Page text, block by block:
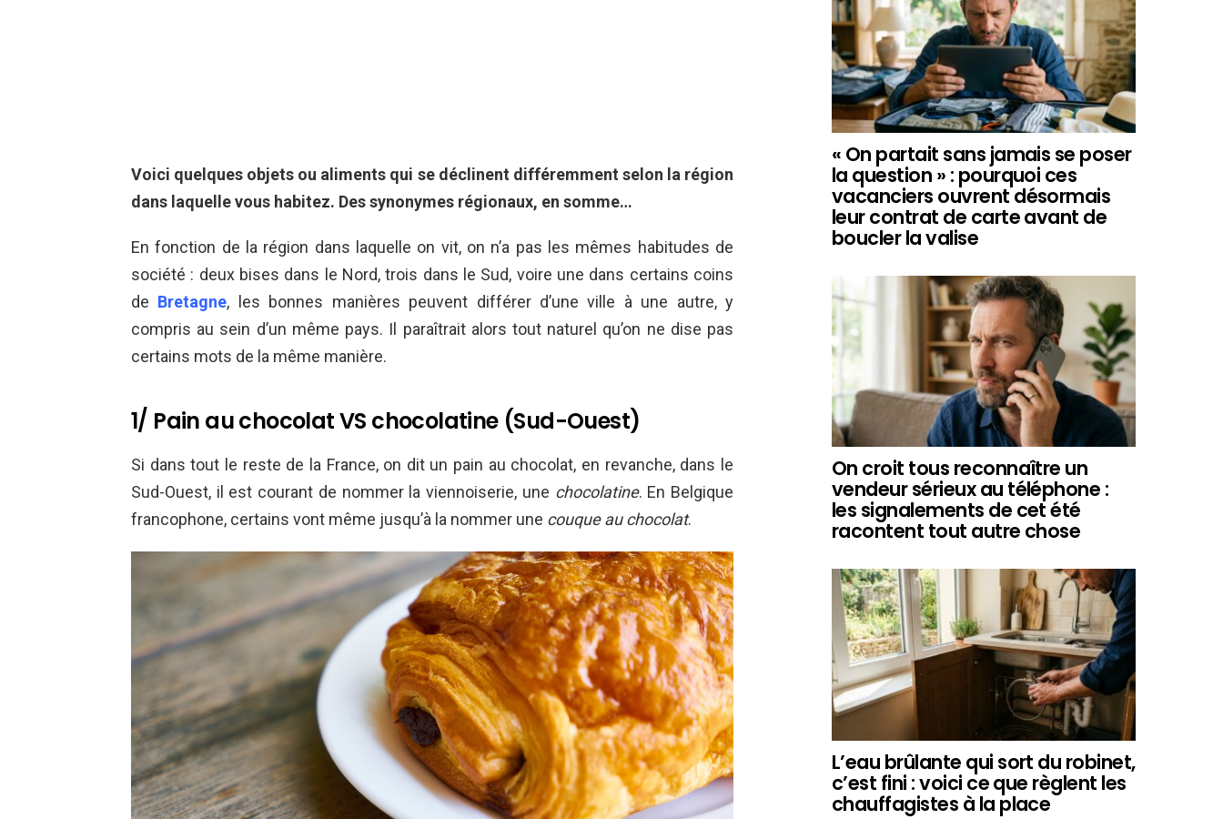
Voici quelques objets ou aliments qui se déclinent différemment selon la région
dans laquelle vous habitez. Des synonymes régionaux, en somme…
En fonction de la région dans laquelle on vit, on n’a pas les mêmes habitudes de
société : deux bises dans le Nord, trois dans le Sud, voire une dans certains coins
de Bretagne, les bonnes manières peuvent différer d’une ville à une autre, y
compris au sein d’un même pays. Il paraîtrait alors tout naturel qu’on ne dise pas
certains mots de la même manière.
1/ Pain au chocolat VS chocolatine (Sud-Ouest)
Si dans tout le reste de la France, on dit un pain au chocolat, en revanche, dans le
Sud-Ouest, il est courant de nommer la viennoiserie, une chocolatine. En Belgique
francophone, certains vont même jusqu’à la nommer une couque au chocolat.
« On partait sans jamais se poser
la question » : pourquoi ces
vacanciers ouvrent désormais
leur contrat de carte avant de
boucler la valise
On croit tous reconnaître un
vendeur sérieux au téléphone :
les signalements de cet été
racontent tout autre chose
L’eau brûlante qui sort du robinet,
c’est fini : voici ce que règlent les
chauffagistes à la place